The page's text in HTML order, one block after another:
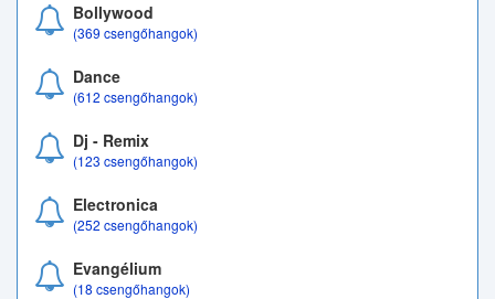
Bollywood
(369 csengőhangok)
Dance
(612 csengőhangok)
Dj - Remix
(123 csengőhangok)
Electronica
(252 csengőhangok)
Evangélium
(18 csengőhangok)